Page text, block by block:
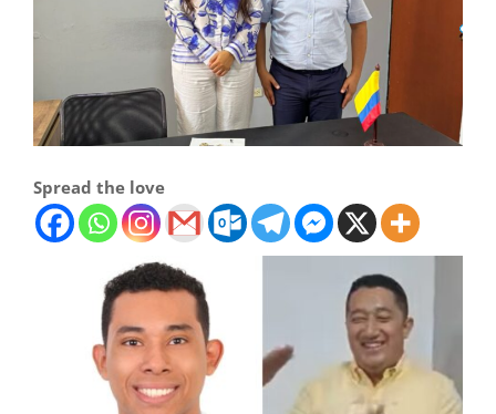
Spread the love